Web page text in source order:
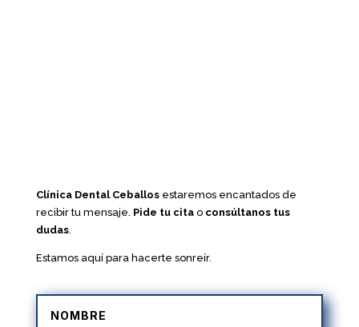
Clínica Dental Ceballosestaremos encantados de
recibir tu mensaje. Pide tu citao consúltanos tus
dudas.
Estamos aquí para hacerte sonreír.